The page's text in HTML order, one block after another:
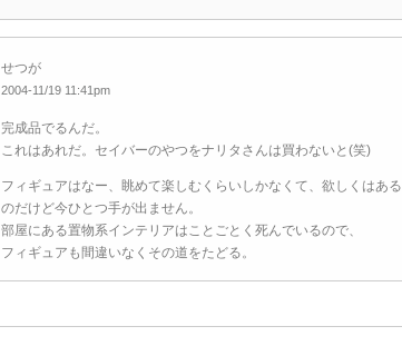
せつが
2004-11/19 11:41pm
完成品でるんだ。
これはあれだ。セイバーのやつをナリタさんは買わないと(笑)
フィギュアはなー、眺めて楽しむくらいしかなくて、欲しくはある
のだけど今ひとつ手が出ません。
部屋にある置物系インテリアはことごとく死んでいるので、
フィギュアも間違いなくその道をたどる。